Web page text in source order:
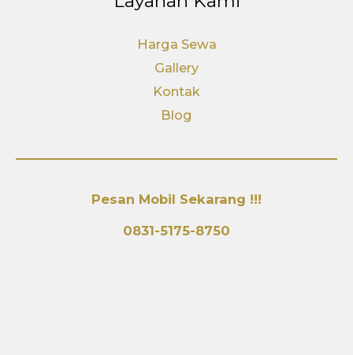
Harga Sewa
Gallery
Kontak
Blog
Pesan Mobil Sekarang !!!
0831-5175-8750